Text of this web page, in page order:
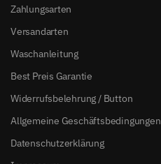
Zahlungsarten
Versandarten
Waschanleitung
Best Preis Garantie
Widerrufsbelehrung / Button
Allgemeine Geschäftsbedingungen
Datenschutzerklärung